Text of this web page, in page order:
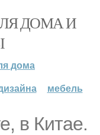
ДОМА И
дома
мебель
в Китае.